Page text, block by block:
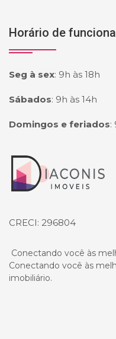
Horário de
Seg à sex: 9h às 18h
Sábados: 9h às 14h
Domingos e feriados:
Página inicial
CRECI: 296804
Conectando você às
Conectando você às
imobiliário.